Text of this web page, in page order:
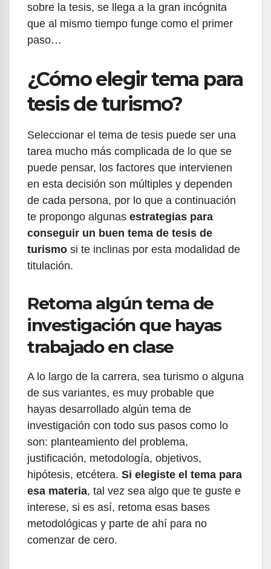
sobre la tesis, se llega a la gran incógnita
que al mismo tiempo funge como el primer
paso…
¿Cómo elegir tema para
tesis de turismo?
Seleccionar el tema de tesis puede ser una
tarea mucho más complicada de lo que se
puede pensar, los factores que intervienen
en esta decisión son múltiples y dependen
de cada persona, por lo que a continuación
te propongo algunas estrategias para
conseguir un buen tema de tesis de
turismo si te inclinas por esta modalidad de
titulación.
Retoma algún tema de
investigación que hayas
trabajado en clase
A lo largo de la carrera, sea turismo o alguna
de sus variantes, es muy probable que
hayas desarrollado algún tema de
investigación con todo sus pasos como lo
son: planteamiento del problema,
justificación, metodología, objetivos,
hipótesis, etcétera. Si elegiste el tema para
esa materia, tal vez sea algo que te guste e
interese, si es así, retoma esas bases
metodológicas y parte de ahí para no
comenzar de cero.